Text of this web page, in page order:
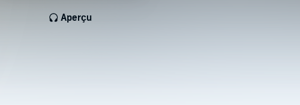
Aperçu